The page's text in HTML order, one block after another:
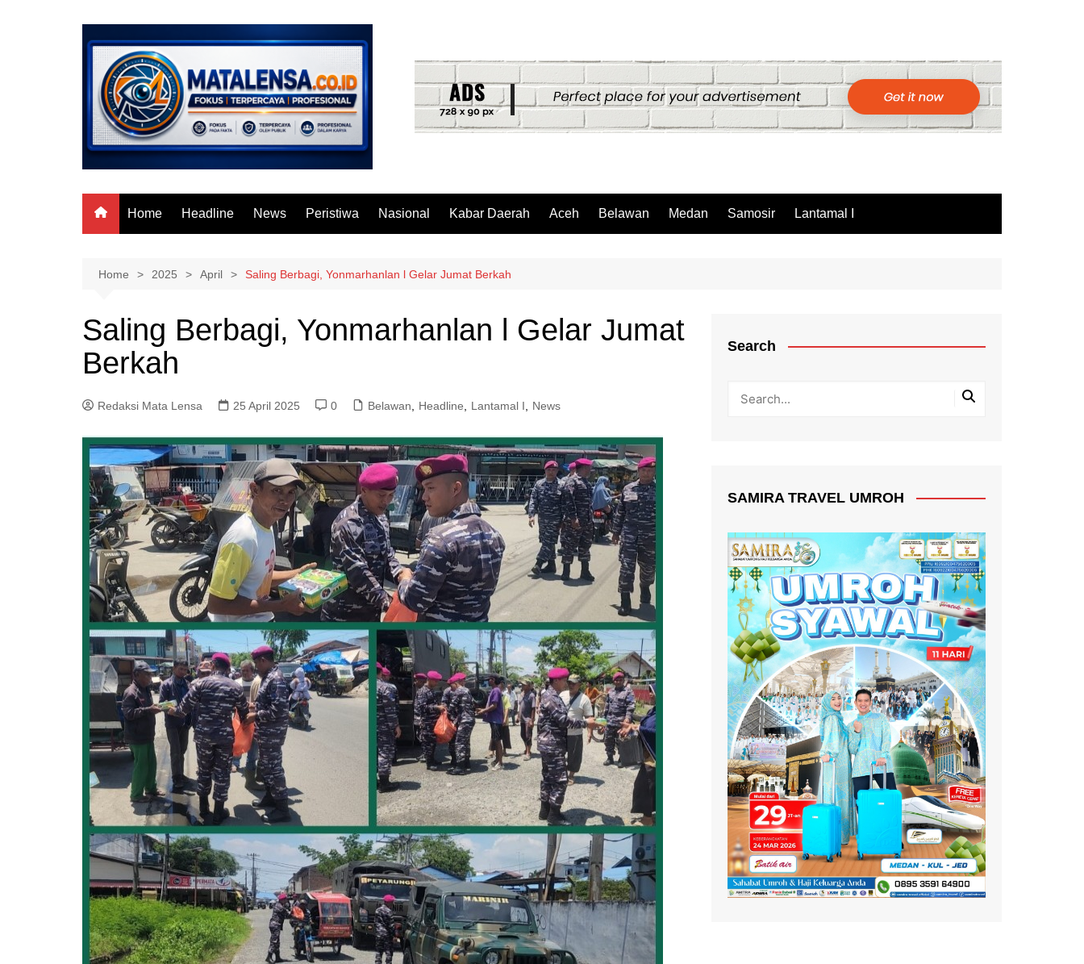
Home Headline News Peristiwa Nasional Kabar Daerah Aceh Belawan Medan Samosir Lantamal I
Home 2025 April Saling Berbagi, Yonmarhanlan l Gelar Jumat Berkah
Saling Berbagi, Yonmarhanlan l Gelar Jumat
Berkah
Redaksi Mata Lensa 25 April 2025 0 Belawan Headline Lantamal I News
Search
SAMIRA TRAVEL UMROH